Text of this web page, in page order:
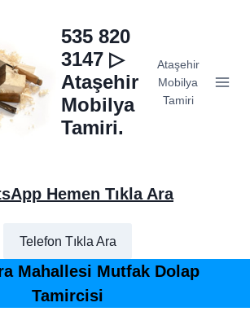
535 820
3147 ▷
Ataşehir
Mobilya
Tamiri.
Ataşehir
Mobilya
Tamiri
Hemen Tıkla Ara
Telefon Tıkla Ara
Mahallesi Mutfak Dolap
Tamircisi